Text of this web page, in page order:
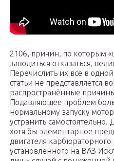
2106, причин, по которым
заводиться отказаться,
Перечислить их все в
статьи не представляется
распространённые
Подавляющее проблем
нормальному запуску
устранить самостоятельно.
хотя бы элементарное
двигателя
установленного на ВАЗ